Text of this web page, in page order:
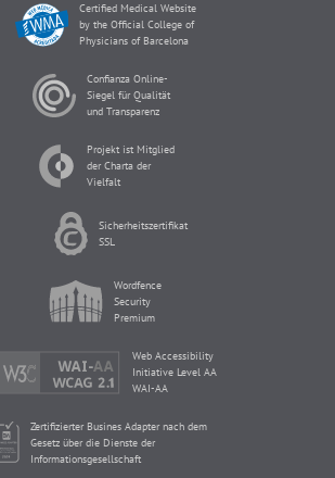
Certified Medical Website
by the Official College of
Physicians of Barcelona
Confianza Online-
Siegel für Qualität
und Transparenz
Projekt ist Mitglied
der Charta der
Vielfalt
Sicherheitszertifikat
SSL
Wordfence
Security
Premium
Web Accessibility
Initiative Level AA
WAI-AA
Zertifizierter Busines Adapter nach dem
Gesetz über die Dienste der
Informationsgesellschaft